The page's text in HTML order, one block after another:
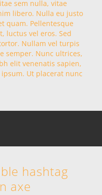
sem nulla, vitae
libero. Nulla eu justo
quam. Pellentesque
luctus vel eros. Sed
Nullam vel turpis
semper. Nunc ultrices,
elit venenatis sapien,
Ut placerat nunc
hashtag
axe